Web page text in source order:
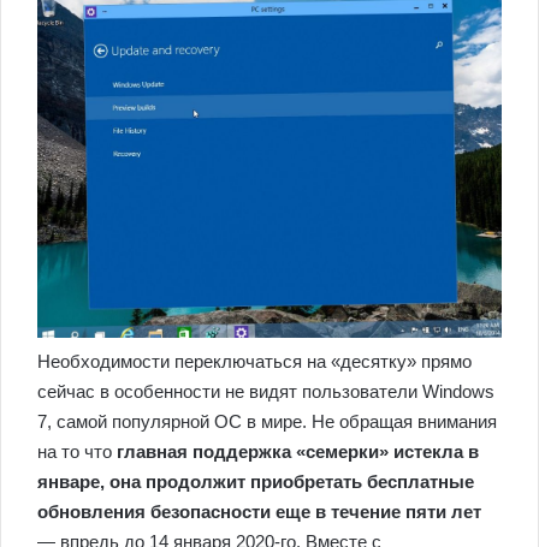
Необходимости переключаться на «десятку» прямо
сейчас в особенности не видят пользователи Windows
7, самой популярной ОС в мире. Не обращая внимания
на то что главная поддержка «семерки» истекла в
январе, она продолжит приобретать бесплатные
обновления безопасности еще в течение пяти лет
— впредь до 14 января 2020-го. Вместе с